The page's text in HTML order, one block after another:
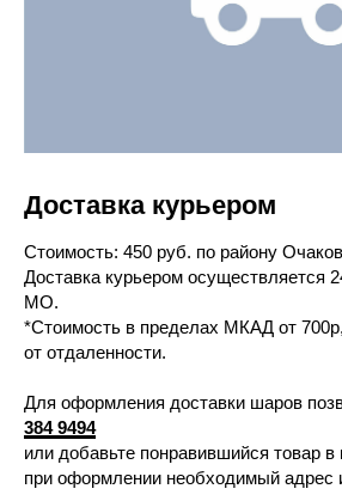
Доставка курьером
Cтоимость: 450 руб. по району
Доставка курьером осуществляется
МО.
*Стоимость в пределах МКАД от
от отдаленности.
Для оформления доставки шаров
384 9494
или добавьте понравившийся товар в
при оформлении необходимый адрес